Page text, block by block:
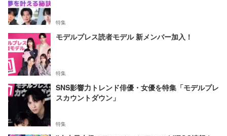
特集
モデルプレス読者モデル 新メンバー加入！
特集
SNS影響力トレンド俳優・女優を特集「モデルプレ
スカウントダウン」
特集